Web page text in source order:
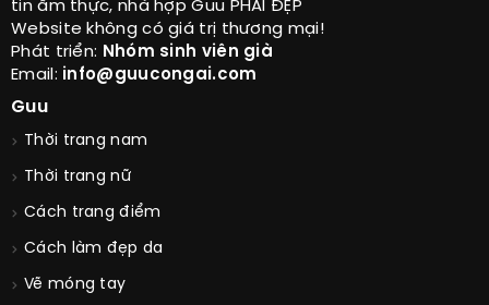
tin ẩm thực, nhà hợp Guu PHÁI ĐẸP
Website không có giá trị thương mại!
Phát triển: Nhóm sinh viên già
Email: info@guucongai.com
Guu
Thời trang nam
Thời trang nữ
Cách trang điểm
Cách làm đẹp da
Vẽ móng tay